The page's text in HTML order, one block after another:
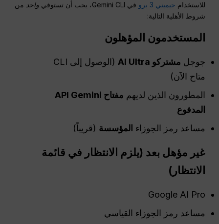
للاستخدام جيميني 3 برو في Gemini CLI، يجب أن تستوفي واحد من
شروط الأهلية التالية:
المستخدمون المؤهلون
جوجل مشتركو AI Ultra
(الوصول إلى CLI
متاح الآن)
المطورون الذين لديهم
مفتاح API Gemini
المدفوع
مساعد رمز الجوزاء المؤسسة (قريباً)
غير مؤهل بعد (يلزم الانتظار في قائمة
الانتظار)
Google AI Pro
مساعد رمز الجوزاء القياسي